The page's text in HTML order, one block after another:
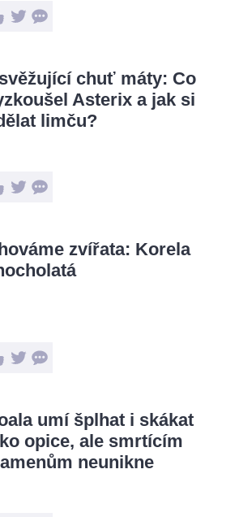
chuť máty: Co
Asterix a jak si
limču?
zvířata: Korela
umí šplhat i skákat
opice, ale smrtícím
neunikne